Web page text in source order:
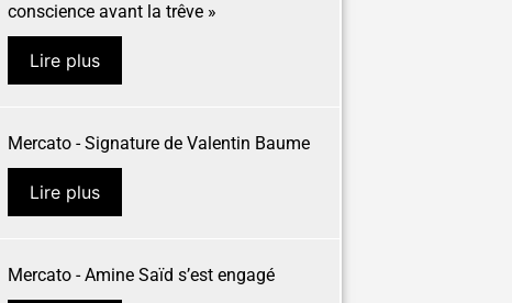
conscience avant la trêve »
Lire plus
Mercato - Signature de Valentin Baume
Lire plus
Mercato - Amine Saïd s’est engagé